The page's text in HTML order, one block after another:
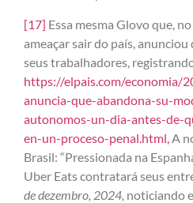
[17] Essa mesma Glovo que,
ameaçar sair do país,
seus trabalhadores,
https://elpais.com/economia/
anuncia-que-abandona-su-
autonomos-un-dia-antes-de-
en-un-proceso-penal.html, A
Brasil: “Pressionada na
Uber Eats contratará seus
de dezembro, 2024, noticiando